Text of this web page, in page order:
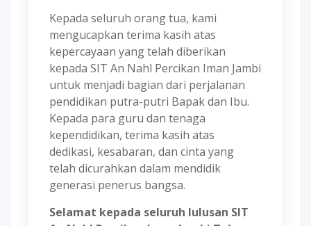
Kepada seluruh orang tua, kami
mengucapkan terima kasih atas
kepercayaan yang telah diberikan
kepada SIT An Nahl Percikan Iman Jambi
untuk menjadi bagian dari perjalanan
pendidikan putra-putri Bapak dan Ibu.
Kepada para guru dan tenaga
kependidikan, terima kasih atas
dedikasi, kesabaran, dan cinta yang
telah dicurahkan dalam mendidik
generasi penerus bangsa.
Selamat kepada seluruh lulusan SIT